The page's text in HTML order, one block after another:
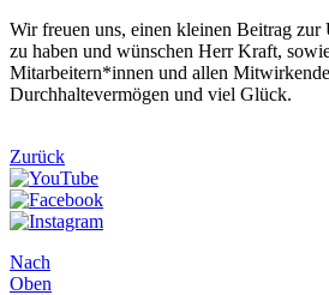
Wir freuen uns, einen kleinen Beitrag zur
zu haben und wünschen Herr Kraft,
Mitarbeitern*innen und allen
Durchhaltevermögen und viel Glück.
Zurück
Nach
Oben